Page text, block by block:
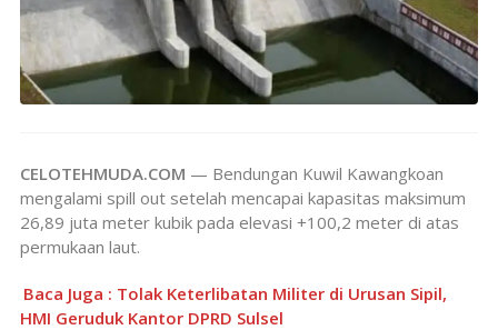
CELOTEHMUDA.COM — Bendungan Kuwil Kawangkoan
mengalami spill out setelah mencapai kapasitas maksimum
26,89 juta meter kubik pada elevasi +100,2 meter di atas
permukaan laut.
Baca Juga : Tolak Keterlibatan Militer di Urusan Sipil,
HMI Geruduk Kantor DPRD Sulsel